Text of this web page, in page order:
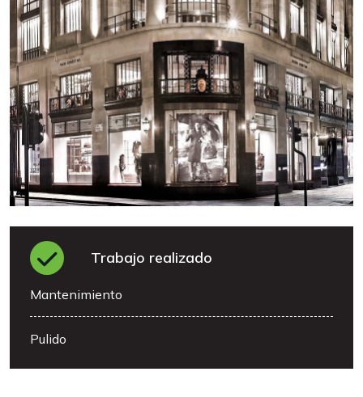
Trabajo realizado
Mantenimiento
Pulido